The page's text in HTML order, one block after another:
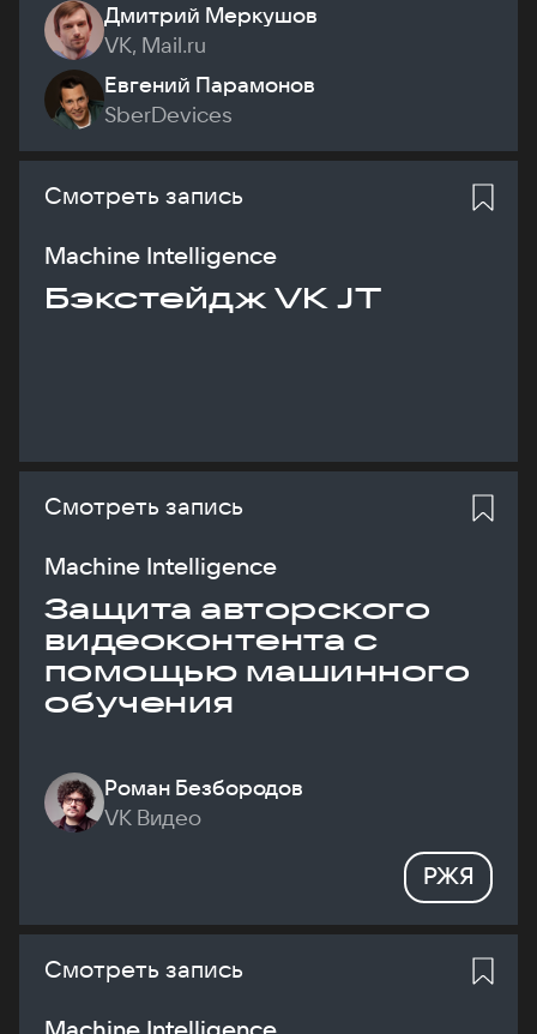
Дмитрий Меркушов
VK, Mail.ru
Евгений Парамонов
SberDevices
Смотреть запись
Machine Intelligence
Бэкстейдж VK JT
Смотреть запись
Machine Intelligence
Защита авторского
видеоконтента с
помощью машинного
обучения
Роман Безбородов
VK Видео
РЖЯ
Смотреть запись